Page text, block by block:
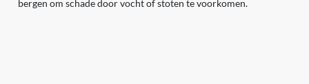
bergen om schade door vocht of stoten te voorkomen.